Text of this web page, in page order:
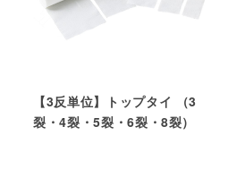
【3反単位】トップタイ （3
裂・4裂・5裂・6裂・8裂）